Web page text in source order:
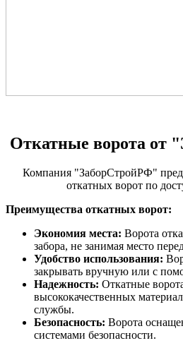
Откатные ворота от
Компания "ЗаборСтройРФ"
откатных ворот по
Преимущества откатных ворот:
Экономия места: Ворота
забора, не занимая место
Удобство использования:
закрывать вручную или с
Надежность: Откатные
высококачественных
службы.
Безопасность: Ворота
системами безопасности.